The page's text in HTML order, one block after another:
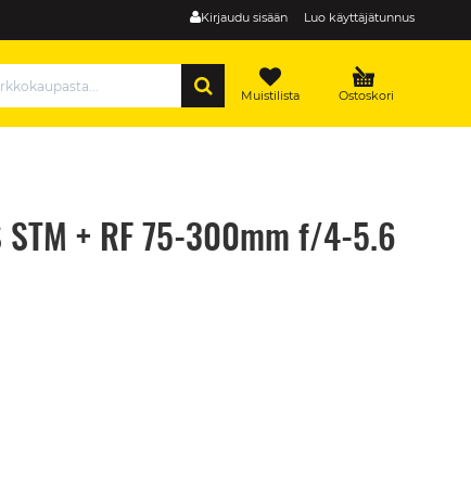
Kirjaudu sisään Luo käyttäjätunnus
Ostoskori
Muistilista
STM + RF 75-300mm f/4-5.6